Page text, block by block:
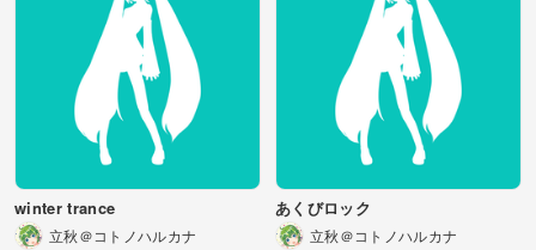
winter trance
立秋＠コトノハルカナ
あくびロック
立秋＠コトノハルカナ